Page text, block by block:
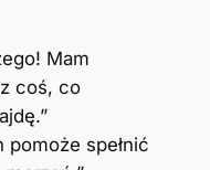
Mam
coś, co
pomoże spełnić